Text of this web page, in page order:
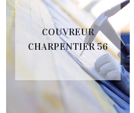
COUVREUR
CHARPENTIER 56